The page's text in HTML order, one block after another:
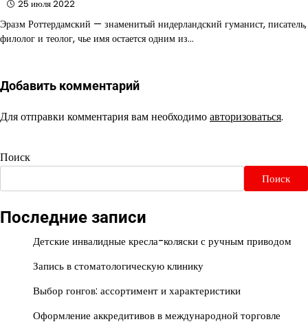
25 июля 2022
Эразм Роттердамский — знаменитый нидерландский гуманист, писатель,
филолог и теолог, чье имя остается одним из…
Добавить комментарий
Для отправки комментария вам необходимоавторизоваться.
Поиск
Поиск
Последние записи
Детские инвалидные кресла-коляски с ручным приводом
Запись в стоматологическую клинику
Выбор гонгов: ассортимент и характеристики
Оформление аккредитивов в международной торговле